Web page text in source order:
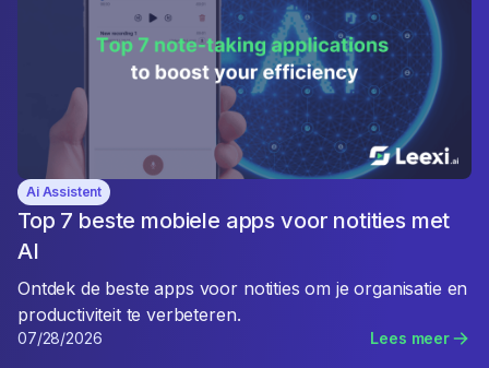
Ai Assistent
Top 7 beste mobiele apps voor notities met
AI
Ontdek de beste apps voor notities om je organisatie en
productiviteit te verbeteren.
07/28/2026 Lees meer